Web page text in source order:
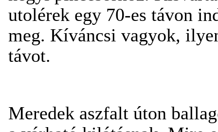
utolérek egy 70-es távon
meg. Kíváncsi vagyok,
távot.
Meredek aszfalt úton